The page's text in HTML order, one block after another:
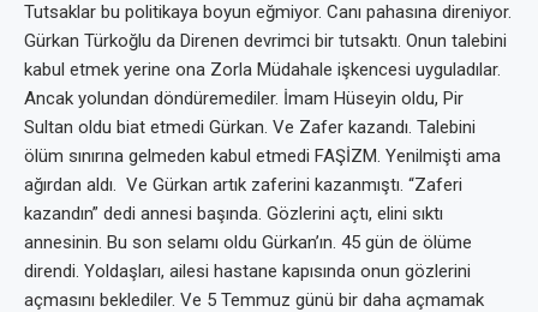
Tutsaklar bu politikaya boyun eğmiyor. Canı pahasına direniyor.
Gürkan Türkoğlu da Direnen devrimci bir tutsaktı. Onun talebini
kabul etmek yerine ona Zorla Müdahale işkencesi uyguladılar.
Ancak yolundan döndüremediler. İmam Hüseyin oldu, Pir
Sultan oldu biat etmedi Gürkan. Ve Zafer kazandı. Talebini
ölüm sınırına gelmeden kabul etmedi FAŞİZM. Yenilmişti ama
ağırdan aldı. Ve Gürkan artık zaferini kazanmıştı. “Zaferi
kazandın” dedi annesi başında. Gözlerini açtı, elini sıktı
annesinin. Bu son selamı oldu Gürkan’ın. 45 gün de ölüme
direndi. Yoldaşları, ailesi hastane kapısında onun gözlerini
açmasını beklediler. Ve 5 Temmuz günü bir daha açmamak